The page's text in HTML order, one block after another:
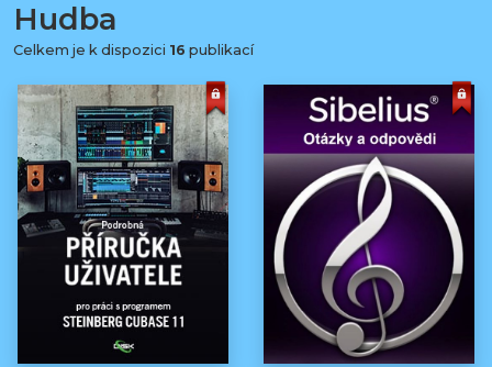
Hudba
Celkem je k dispozici 16 publikací